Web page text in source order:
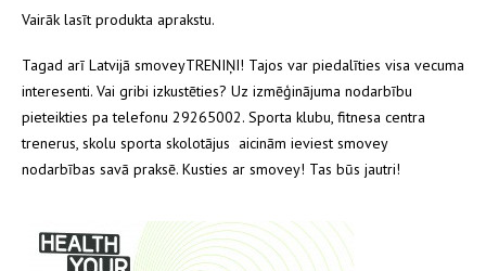
Vairāk lasīt produkta aprakstu.
Tagad arī Latvijā smoveyTRENIŅI! Tajos var piedalīties visa vecuma
interesenti. Vai gribi izkustēties? Uz izmēģinājuma nodarbību
pieteikties pa telefonu 29265002. Sporta klubu, fitnesa centra
trenerus, skolu sporta skolotājus aicinām ieviest smovey
nodarbības savā praksē. Kusties ar smovey! Tas būs jautri!